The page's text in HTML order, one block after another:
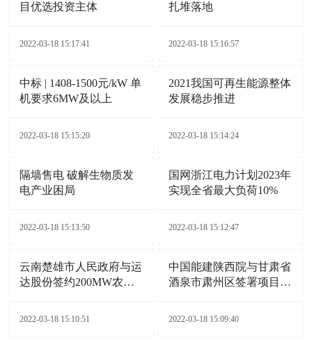
目优选投资主体
2022-03-18 15:17:41
扎堆落地
2022-03-18 15:16:57
中标 | 1408-1500元/kW 单
机要求6MW及以上
2022-03-18 15:15:20
2021我国可再生能源整体
发展稳步推进
2022-03-18 15:14:24
隔墙售电 破解生物质发
电产业困局
2022-03-18 15:13:50
国网浙江电力计划2023年
实现全省最大负荷10%
2022-03-18 15:12:47
云南楚雄市人民政府与运
达股份签约200MW农业
2022-03-18 15:10:51
中国能建陕西院与甘肃省
酒泉市肃州区签署项目合
2022-03-18 15:09:40